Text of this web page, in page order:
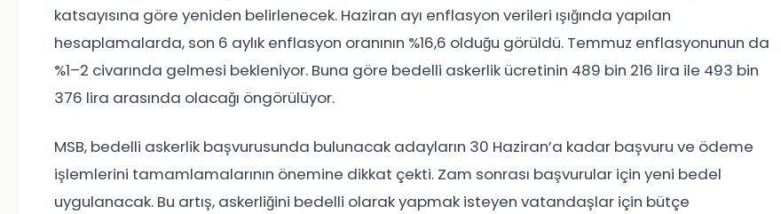
katsayısına göre yeniden belirlenecek. Haziran ayı enflasyon verileri ışığında yapılan
hesaplamalarda, son 6 aylık enflasyon oranının %16,6 olduğu görüldü. Temmuz enflasyonunun da
%1–2 civarında gelmesi bekleniyor. Buna göre bedelli askerlik ücretinin 489 bin 216 lira ile 493 bin
376 lira arasında olacağı öngörülüyor.
MSB, bedelli askerlik başvurusunda bulunacak adayların 30 Haziran’a kadar başvuru ve ödeme
işlemlerini tamamlamalarının önemine dikkat çekti. Zam sonrası başvurular için yeni bedel
uygulanacak. Bu artış, askerliğini bedelli olarak yapmak isteyen vatandaşlar için bütçe